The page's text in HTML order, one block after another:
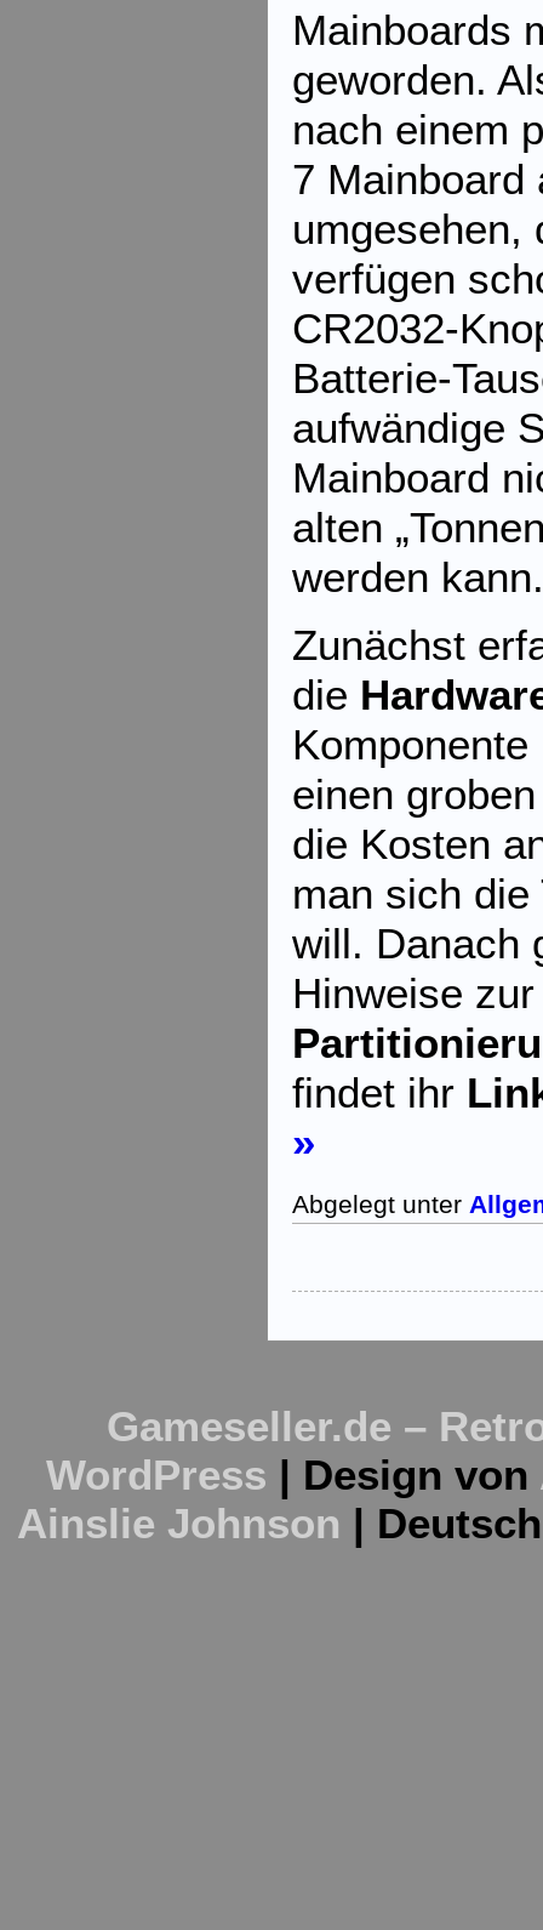
Mainboards
geworden.
nach einem
7 Mainboard
umgesehen,
verfügen
CR2032-
Batterie-
aufwändige
Mainboard
alten
werden kann.
Zunächst
die
einen
die Kosten
man sich die
will. Danach
Hinweise
findet ihr
»
Abgelegt unter
Gameseller.de –
WordPress | Design von
Ainslie Johnson |